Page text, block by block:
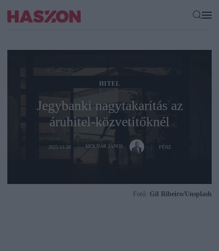
HITEL
Jegybanki nagytakarítás az
áruhitel-közvetítőknél
2025-11-28 MOLNÁR JÁNOS PÉNZ
Fotó: Gil Ribeiro/Unsplash